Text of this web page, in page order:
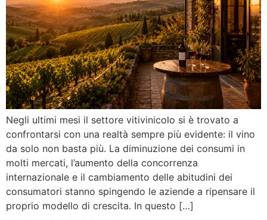
Negli ultimi mesi il settore vitivinicolo si è trovato a
confrontarsi con una realtà sempre più evidente: il vino
da solo non basta più. La diminuzione dei consumi in
molti mercati, l’aumento della concorrenza
internazionale e il cambiamento delle abitudini dei
consumatori stanno spingendo le aziende a ripensare il
proprio modello di crescita. In questo […]